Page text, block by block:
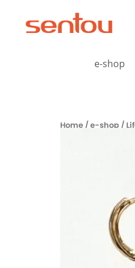
e-shop
Home /e-shop /